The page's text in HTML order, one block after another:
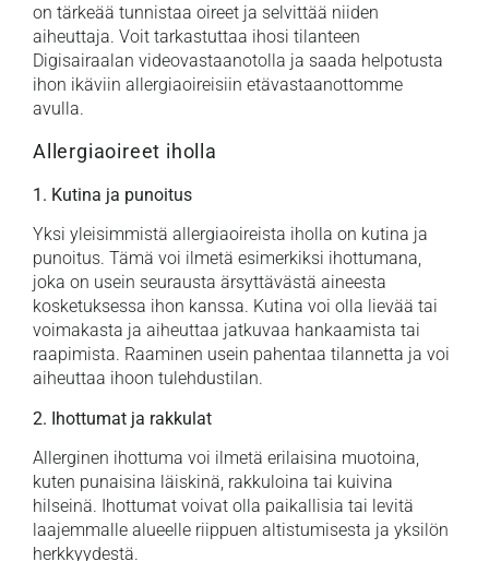
on tärkeää tunnistaa oireet ja selvittää niiden
aiheuttaja. Voit tarkastuttaa ihosi tilanteen
Digisairaalan videovastaanotolla ja saada helpotusta
ihon ikäviin allergiaoireisiin etävastaanottomme
avulla.
Allergiaoireet iholla
1. Kutina ja punoitus
Yksi yleisimmistä allergiaoireista iholla on kutina ja
punoitus. Tämä voi ilmetä esimerkiksi ihottumana,
joka on usein seurausta ärsyttävästä aineesta
kosketuksessa ihon kanssa. Kutina voi olla lievää tai
voimakasta ja aiheuttaa jatkuvaa hankaamista tai
raapimista. Raaminen usein pahentaa tilannetta ja voi
aiheuttaa ihoon tulehdustilan.
2. Ihottumat ja rakkulat
Allerginen ihottuma voi ilmetä erilaisina muotoina,
kuten punaisina läiskinä, rakkuloina tai kuivina
hilseinä. Ihottumat voivat olla paikallisia tai levitä
laajemmalle alueelle riippuen altistumisesta ja yksilön
herkkyydestä.